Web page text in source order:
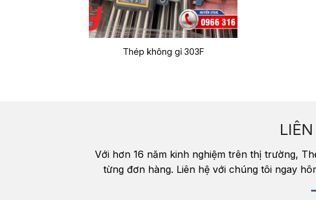
Thép không gỉ 303F
Với hơn 16 năm kinh nghiệm trên thị trường,
từng đơn hàng. Liên hệ với chúng tôi ngay